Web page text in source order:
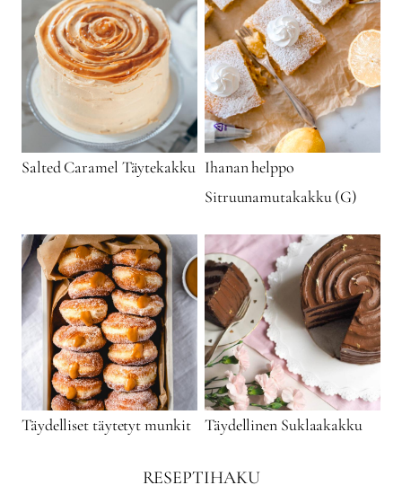
Salted Caramel Täytekakku Ihanan helppo
Sitruunamutakakku (G)
Täydelliset täytetyt munkit Täydellinen Suklaakakku
RESEPTIHAKU